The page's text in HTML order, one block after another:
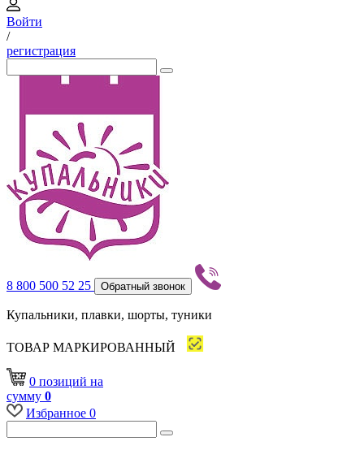
Войти
/
регистрация
8 800 500 52 25 Обратный звонок
Купальники, плавки, шорты, туники
ТОВАР МАРКИРОВАННЫЙ
0 позиций на
сумму 0
Избранное 0